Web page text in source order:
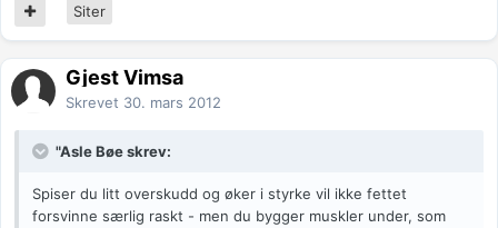
Siter
Gjest Vimsa
Skrevet 30. mars 2012
"Asle Bøe skrev:
Spiser du litt overskudd og øker i styrke vil ikke fettet
forsvinne særlig raskt - men du bygger muskler under, som